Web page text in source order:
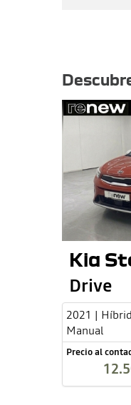
Kia
Drive
2021 |
Manual
Precio al